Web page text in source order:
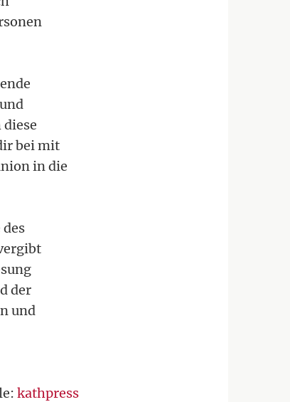
bei mit
in die
der
und
kathpress